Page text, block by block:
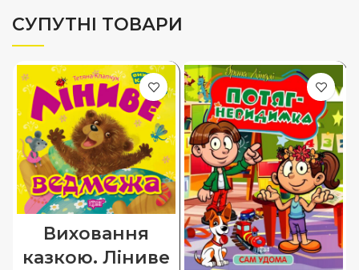
СУПУТНІ ТОВАРИ
Виховання
казкою. Ліниве